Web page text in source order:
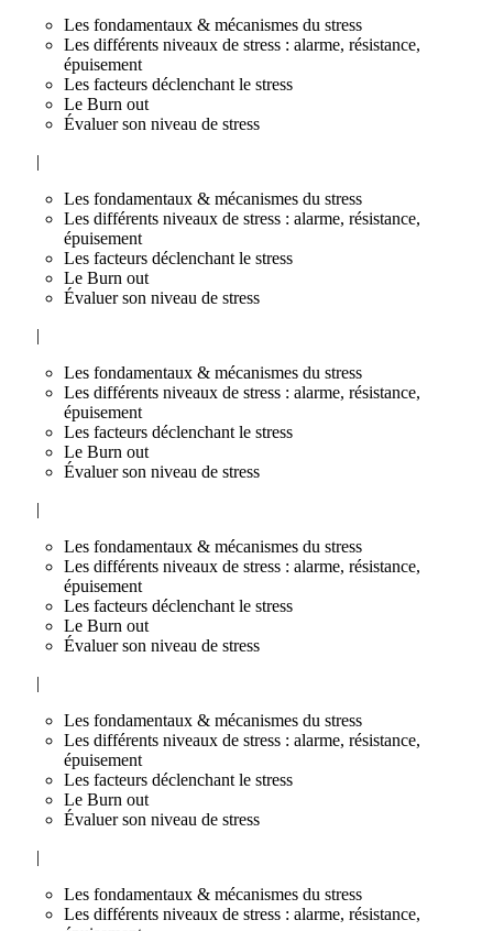
Les fondamentaux & mécanismes du stress
Les différents niveaux de stress : alarme, résistance,
épuisement
Les facteurs déclenchant le stress
Le Burn out
Évaluer son niveau de stress
|
Les fondamentaux & mécanismes du stress
Les différents niveaux de stress : alarme, résistance,
épuisement
Les facteurs déclenchant le stress
Le Burn out
Évaluer son niveau de stress
|
Les fondamentaux & mécanismes du stress
Les différents niveaux de stress : alarme, résistance,
épuisement
Les facteurs déclenchant le stress
Le Burn out
Évaluer son niveau de stress
|
Les fondamentaux & mécanismes du stress
Les différents niveaux de stress : alarme, résistance,
épuisement
Les facteurs déclenchant le stress
Le Burn out
Évaluer son niveau de stress
|
Les fondamentaux & mécanismes du stress
Les différents niveaux de stress : alarme, résistance,
épuisement
Les facteurs déclenchant le stress
Le Burn out
Évaluer son niveau de stress
|
Les fondamentaux & mécanismes du stress
Les différents niveaux de stress : alarme, résistance,